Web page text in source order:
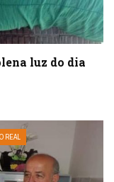
luz do dia
REAL